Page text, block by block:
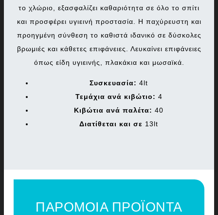
το χλώριο, εξασφαλίζει καθαριότητα σε όλο το σπίτι
και προσφέρει υγιεινή προστασία. Η παχύρευστη και
προηγμένη σύνθεση το καθιστά ιδανικό σε δύσκολες
βρωμιές και κάθετες επιφάνειες. Λευκαίνει επιφάνειες
όπως είδη υγιεινής, πλακάκια και μωσαϊκά.
Συσκευασία: 4lt
Τεμάχια ανά κιβώτιο: 4
Κιβώτια ανά παλέτα: 40
Διατίθεται και σε 13lt
ΠΑΡΟΜΟΙΑ ΠΡΟΪΟΝΤΑ